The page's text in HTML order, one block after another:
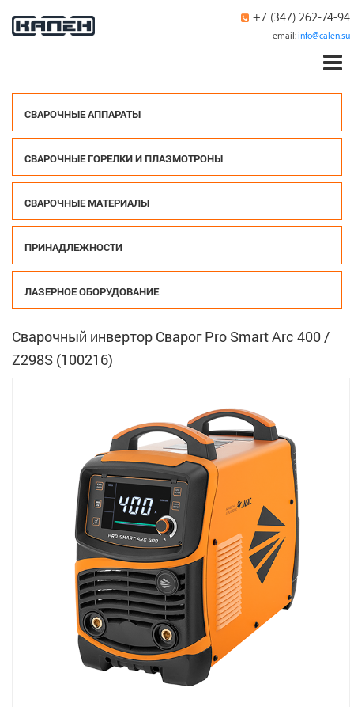
+7 (347) 262-74-94
email:info@calen.su
СВАРОЧНЫЕ АППАРАТЫ
СВАРОЧНЫЕ ГОРЕЛКИ И ПЛАЗМОТРОНЫ
СВАРОЧНЫЕ МАТЕРИАЛЫ
ПРИНАДЛЕЖНОСТИ
ЛАЗЕРНОЕ ОБОРУДОВАНИЕ
Сварочный инвертор Сварог Pro Smart Arc 400 /
Z298S (100216)